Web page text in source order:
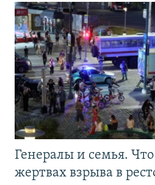
Генералы и семья.
жертвах взрыва в